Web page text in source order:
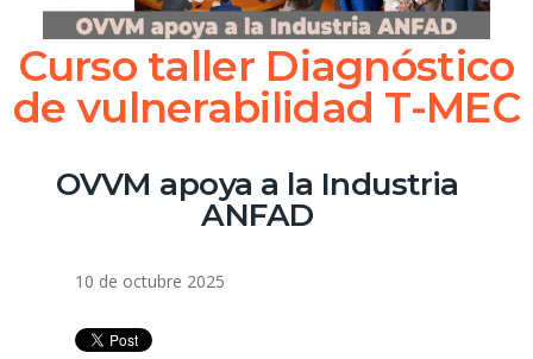
Curso taller Diagnóstico
de vulnerabilidad T-MEC
OVVM apoya a la Industria
ANFAD
10 de octubre 2025